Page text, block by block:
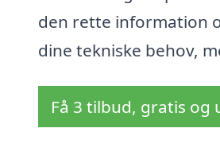
den rette information
dine tekniske behov,
Få 3 tilbud, gratis